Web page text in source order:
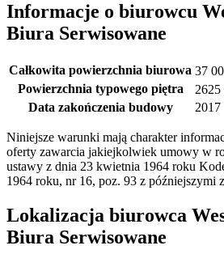
Informacje o biurowcu
Biura Serwisowane
Całkowita powierzchnia biurowa 37
Powierzchnia typowego piętra 2625
Data zakończenia budowy 2017
Niniejsze warunki mają charakter
oferty zawarcia jakiejkolwiek umowy w
ustawy z dnia 23 kwietnia 1964 roku
1964 roku, nr 16, poz. 93 z późniejszymi
Lokalizacja biurowca
Biura Serwisowane